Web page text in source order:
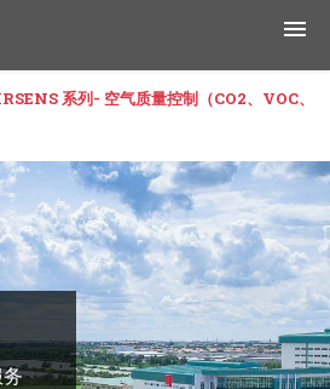
系列- 空气质量控制（CO2、VOC、